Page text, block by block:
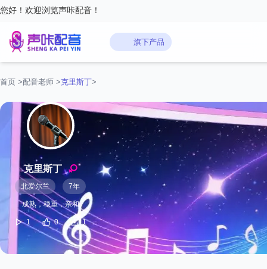
您好！欢迎浏览声咔配音！
旗下产品
首页 >配音老师 >克里斯丁>
克里斯丁
北爱尔兰 7年
成熟，稳重，亲和
1 0 1